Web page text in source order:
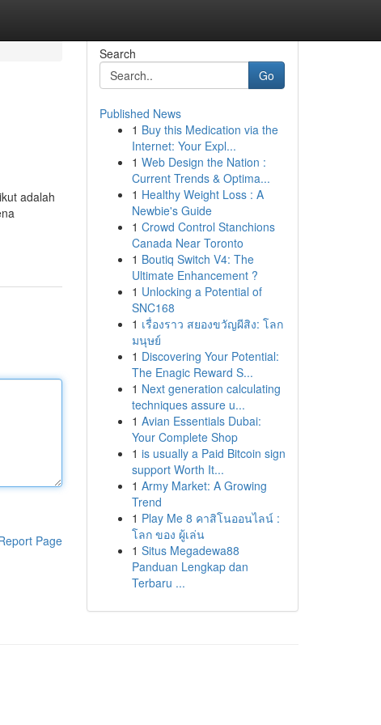
adalah
Page
Search
Go
Published News
1 Buy this Medication via the
Internet: Your Expl...
1 Web Design the Nation :
Current Trends & Optima...
1 Healthy Weight Loss : A
Newbie's Guide
1 Crowd Control Stanchions
Canada Near Toronto
1 Boutiq Switch V4: The
Ultimate Enhancement ?
1 Unlocking a Potential of
SNC168
1 เรื่องราว สยองขวัญผีสิง: โลก
มนุษย์
1 Discovering Your Potential:
The Enagic Reward S...
1 Next generation calculating
techniques assure u...
1 Avian Essentials Dubai:
Your Complete Shop
1 is usually a Paid Bitcoin sign
support Worth It...
1 Army Market: A Growing
Trend
1 Play Me 8 คาสิโนออนไลน์ :
โลก ของ ผู้เล่น
1 Situs Megadewa88
Panduan Lengkap dan
Terbaru ...